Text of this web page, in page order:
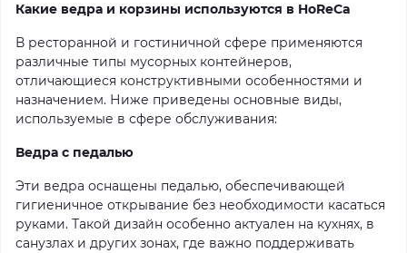
Какие ведра и корзины используются в HoReCa
В ресторанной и гостиничной сфере применяются
различные типы мусорных контейнеров,
отличающиеся конструктивными особенностями и
назначением. Ниже приведены основные виды,
используемые в сфере обслуживания:
Ведра с педалью
Эти ведра оснащены педалью, обеспечивающей
гигиеничное открывание без необходимости касаться
руками. Такой дизайн особенно актуален на кухнях, в
санузлах и других зонах, где важно поддерживать